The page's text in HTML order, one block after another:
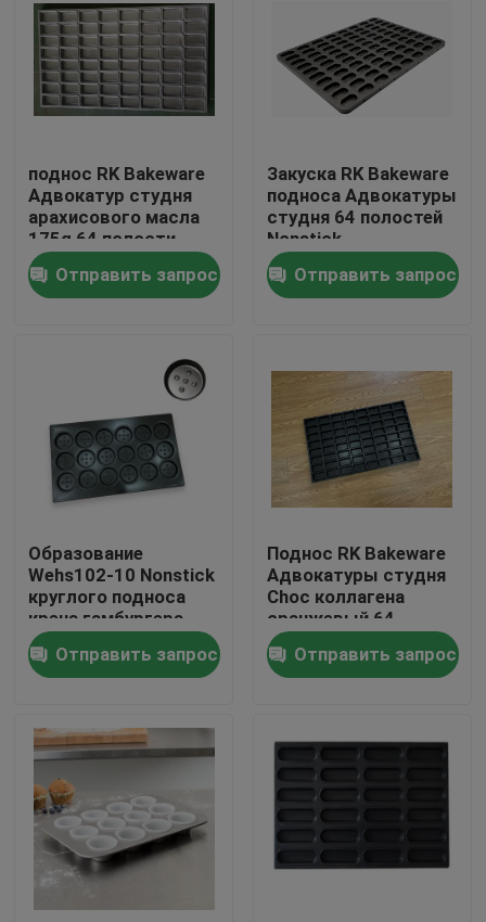
Дом
О нас
Путешествие фабрики
Проверка качества
Свяжитесь мы
Алюминиевый поднос выпечки
Алюминиевая сковорода для пиццы
поднос RK Bakeware
Адвокатур студня
арахисового масла
175g 64 полости
Nonstick
Отправить запрос
Закуска RK Bakeware
подноса Адвокатуры
студня 64 полостей
Nonstick
Отправить запрос
Образование
Wehs102-10 Nonstick
круглого подноса
крена гамбургера
глубокое
расположенное
ступенями
Отправить запрос
Поднос RK Bakeware
Адвокатуры студня
Choc коллагена
оранжевый 64
полости Nonstick
NowayОтправить запрос